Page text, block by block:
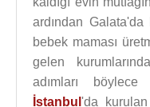
ardından
bebek maması
gelen
adımları
İstanbul 'da kurulan